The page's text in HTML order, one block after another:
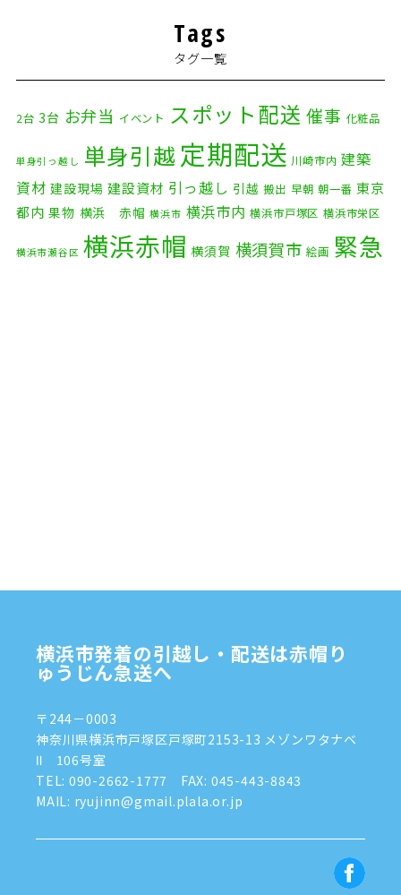
2026年1月
2025年11月(4)
2025年10月(9)
2025年9月
2025年8月(2)
2025年7月(6)
2024年9月(2)
2024年7月
(8)
2024年5月(2)
2024年4月
2024年3月(8)
2024年1月(3)
Tags
タグ一覧
2台 3台 お弁当 イベント スポット配送 催事 化粧品
単身引っ越し 単身引越 定期配送 川崎市内 建築
資材 建設現場 建設資材 引っ越し 引越 搬出 早朝 朝一番 東京
都内 果物 横浜 赤帽 横浜市 横浜市内 横浜市戸塚区 横浜市栄区
横浜市瀬谷区 横浜赤帽 横須賀 横須賀市 絵画 緊急
横浜市発着の引越し・配送は赤帽り
ゅうじん急送へ
〒244－0003
神奈川県横浜市戸塚区戸塚町2153-13 メゾンワタナベ
Ⅱ 106号室
TEL: 090-2662-1777
FAX: 045-443-8843
MAIL: ryujinn@gmail.plala.or.jp